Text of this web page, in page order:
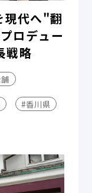
現代へ"翻
ロデュー
戦略
#香川県